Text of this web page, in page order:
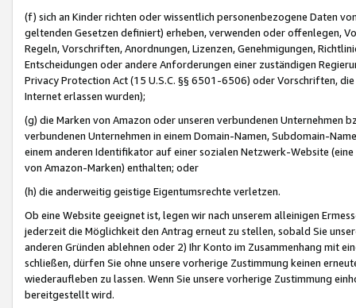
(f) sich an Kinder richten oder wissentlich personenbezogene Daten
geltenden Gesetzen definiert) erheben, verwenden oder offenlegen,
Regeln, Vorschriften, Anordnungen, Lizenzen, Genehmigungen,
Entscheidungen oder andere Anforderungen einer zuständigen
Privacy Protection Act (15 U.S.C. §§ 6501-6506) oder Vorschriften,
Internet erlassen wurden);
(g) die Marken von Amazon oder unseren verbundenen Unternehmen
verbundenen Unternehmen in einem Domain-Namen, Subdomain-
einem anderen Identifikator auf einer sozialen Netzwerk-Website
von Amazon-Marken) enthalten; oder
(h) die anderweitig geistige Eigentumsrechte verletzen.
Ob eine Website geeignet ist, legen wir nach unserem alleinigen
jederzeit die Möglichkeit den Antrag erneut zu stellen, sobald Sie
anderen Gründen ablehnen oder 2) Ihr Konto im Zusammenhang mit
schließen, dürfen Sie ohne unsere vorherige Zustimmung keinen
wiederaufleben zu lassen. Wenn Sie unsere vorherige Zustimmung
bereitgestellt wird.